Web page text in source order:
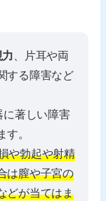
力 、片耳や両
する障害など
に著しい障害
す。
や勃起や射精
は膣や子宮の
どが当てはま